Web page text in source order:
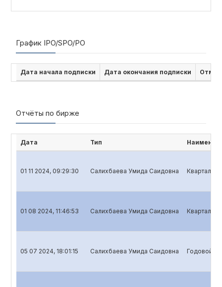
График IPO/SPO/PO
Дата начала подписки Дата окончания подписки
Отчёты по бирже
Дата Тип
01 11 2024, 09:29:30 Салихбаева Умида Саидовна
01 08 2024, 11:46:53 Салихбаева Умида Саидовна
05 07 2024, 18:01:15 Салихбаева Умида Саидовна Годовой